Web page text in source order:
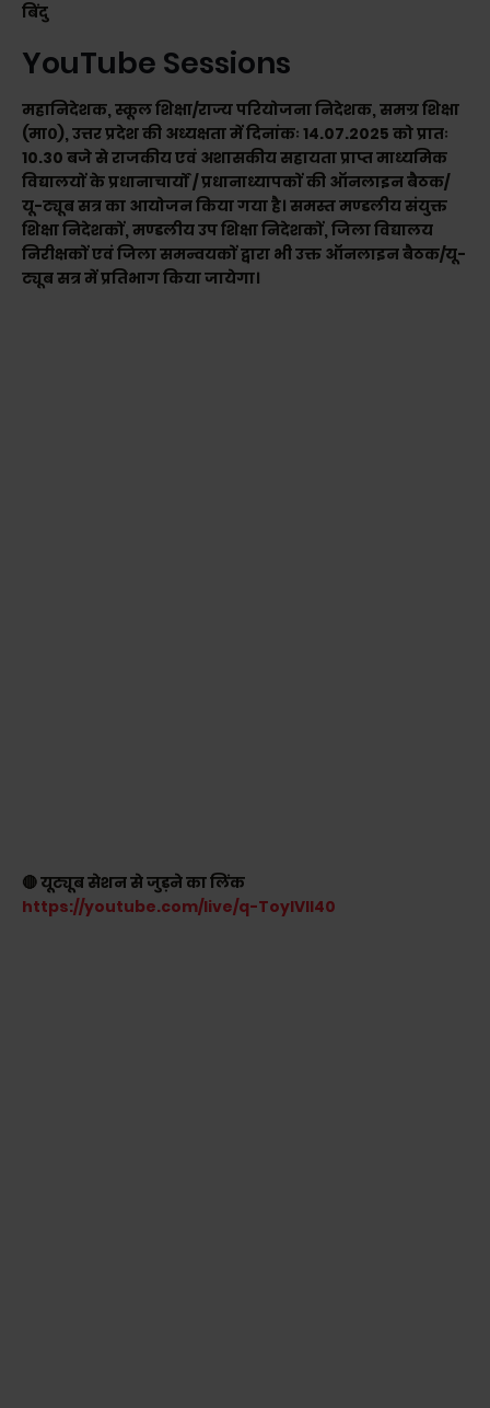
बिंदु
YouTube Sessions
महानिदेशक, स्कूल शिक्षा/राज्य परियोजना निदेशक, समग्र शिक्षा
(मा०), उत्तर प्रदेश की अध्यक्षता में दिनांकः 14.07.2025 को प्रातः
10.30 बजे से राजकीय एवं अशासकीय सहायता प्राप्त माध्यमिक
विद्यालयों के प्रधानाचार्यों / प्रधानाध्यापकों की ऑनलाइन बैठक/
यू-ट्यूब सत्र का आयोजन किया गया है। समस्त मण्डलीय संयुक्त
शिक्षा निदेशकों, मण्डलीय उप शिक्षा निदेशकों, जिला विद्यालय
निरीक्षकों एवं जिला समन्वयकों द्वारा भी उक्त ऑनलाइन बैठक/यू-
ट्यूब सत्र में प्रतिभाग किया जायेगा।
🔴 यूट्यूब सेशन से जुड़ने का लिंक
https://youtube.com/live/q-ToyIVII40